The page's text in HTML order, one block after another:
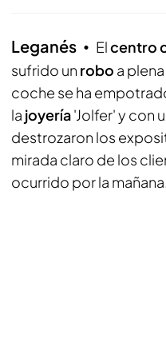
Leganés Elcentro
sufrido un robo a
coche se ha
la joyería'Jolfer' y con
destrozaron los
mirada claro de los
ocurrido por la mañana.